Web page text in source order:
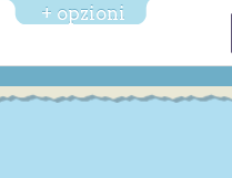
+ opzioni